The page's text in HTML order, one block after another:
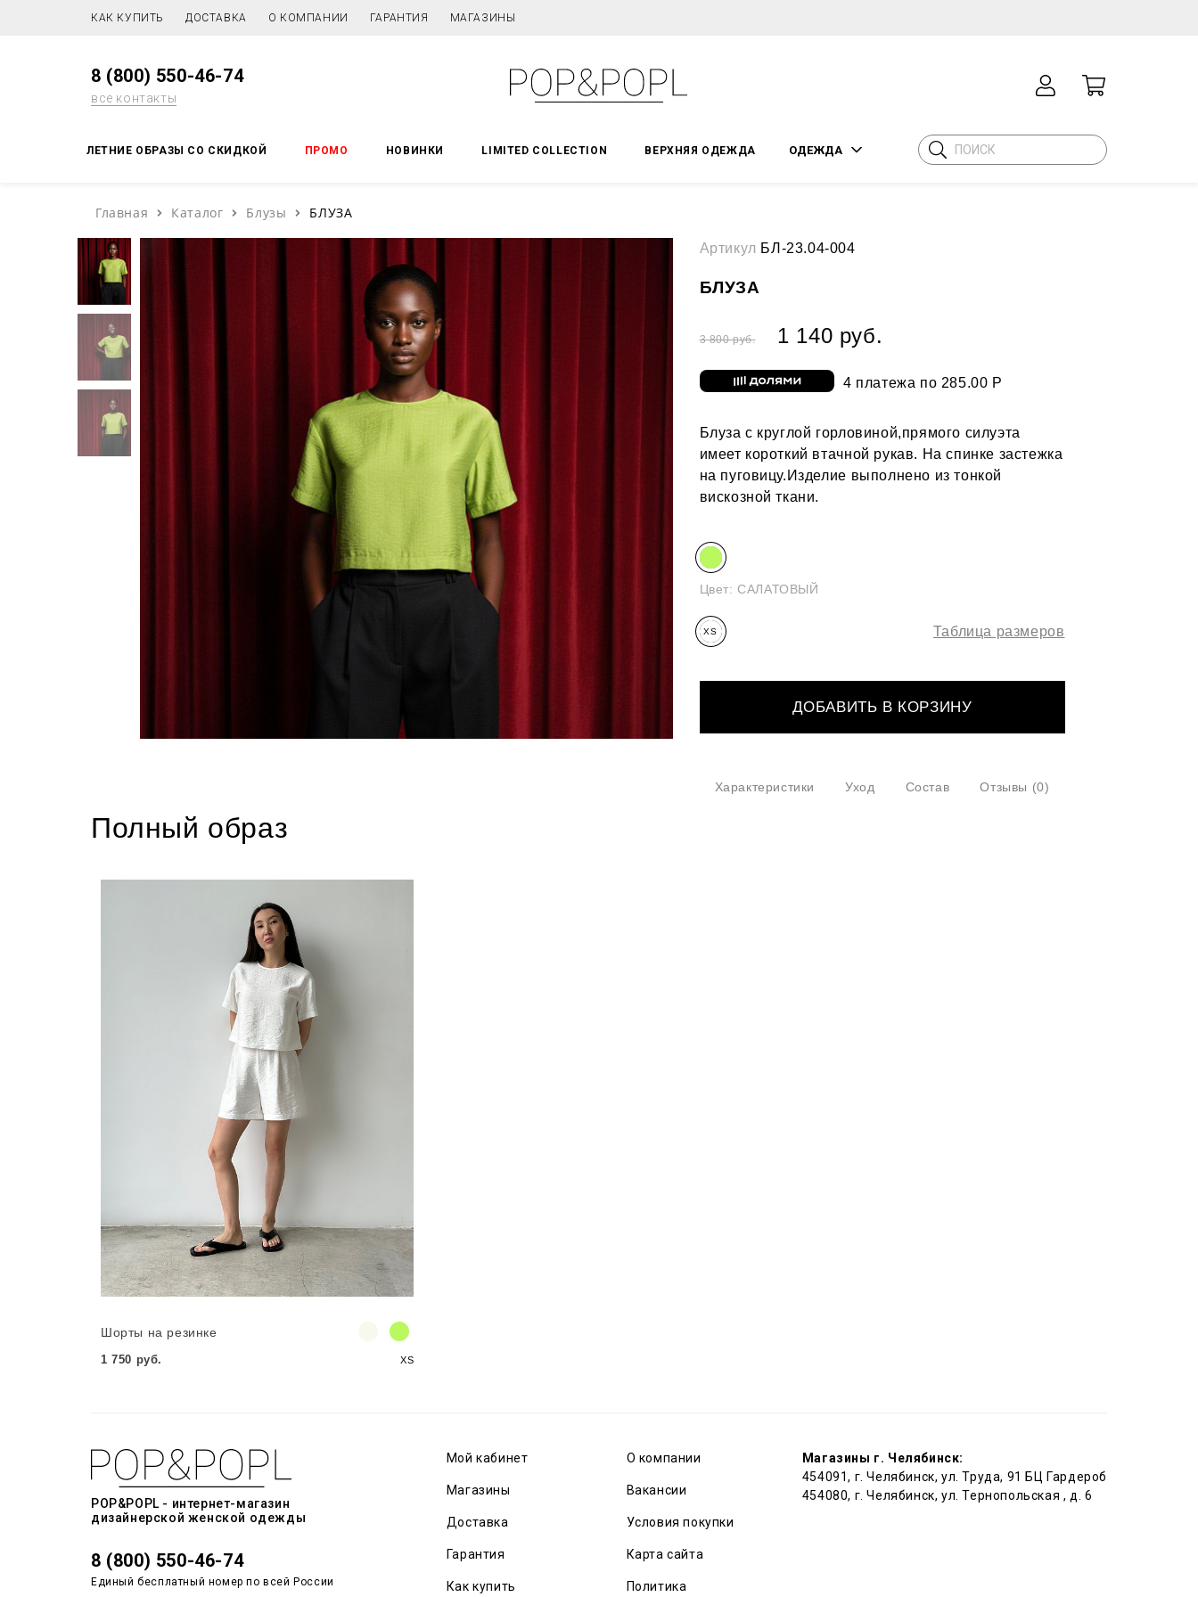
КАК КУПИТЬ ДОСТАВКА О КОМПАНИИ ГАРАНТИЯ МАГАЗИНЫ
8 (800) 550-46-74
все контакты
ЛЕТНИЕ ОБРАЗЫ СО СКИДКОЙ ПРОМО НОВИНКИ LIMITED COLLECTION ВЕРХНЯЯ ОДЕЖДА ОДЕЖДА
Главная Каталог Блузы БЛУЗА
Артикул БЛ-23.04-004
БЛУЗА
3 800 руб. 1 140 руб.
4 платежа по 285.00 Р
Блуза с круглой горловиной,прямого силуэта
имеет короткий втачной рукав. На спинке застежка
на пуговицу.Изделие выполнено из тонкой
вискозной ткани.
Цвет:САЛАТОВЫЙ
XS Таблица размеров
ДОБАВИТЬ В КОРЗИНУ
Характеристики Уход Состав Отзывы (0)
Полный образ
Шорты на резинке
1 750 руб. XS
POP&POPL - интернет-магазин
дизайнерской женской одежды
8 (800) 550-46-74
Единый бесплатный номер по всей России
Мой кабинет
Магазины
Доставка
Гарантия
Как купить
О компании
Вакансии
Условия покупки
Карта сайта
Политика
Магазины г. Челябинск:
454091, г. Челябинск, ул. Труда, 91 БЦ Гардероб
454080, г. Челябинск, ул. Тернопольская , д. 6